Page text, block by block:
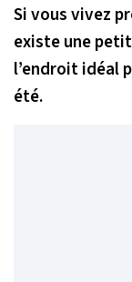
Si vous vivez
existe une
l’endroit idéal
été.